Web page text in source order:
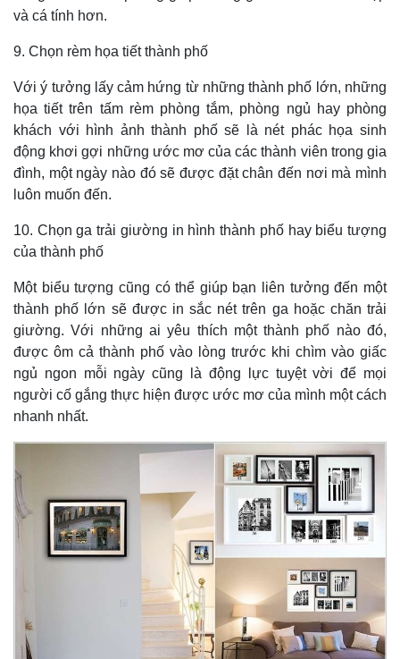
và cá tính hơn.
9. Chọn rèm họa tiết thành phố
Với ý tưởng lấy cảm hứng từ những thành phố lớn, những
họa tiết trên tấm rèm phòng tắm, phòng ngủ hay phòng
khách với hình ảnh thành phố sẽ là nét phác họa sinh
động khơi gợi những ước mơ của các thành viên trong gia
đình, một ngày nào đó sẽ được đặt chân đến nơi mà mình
luôn muốn đến.
10. Chọn ga trải giường in hình thành phố hay biểu tượng
của thành phố
Một biểu tượng cũng có thể giúp bạn liên tưởng đến một
thành phố lớn sẽ được in sắc nét trên ga hoặc chăn trải
giường. Với những ai yêu thích một thành phố nào đó,
được ôm cả thành phố vào lòng trước khi chìm vào giấc
ngủ ngon mỗi ngày cũng là động lực tuyệt vời để mọi
người cố gắng thực hiện được ước mơ của mình một cách
nhanh nhất.